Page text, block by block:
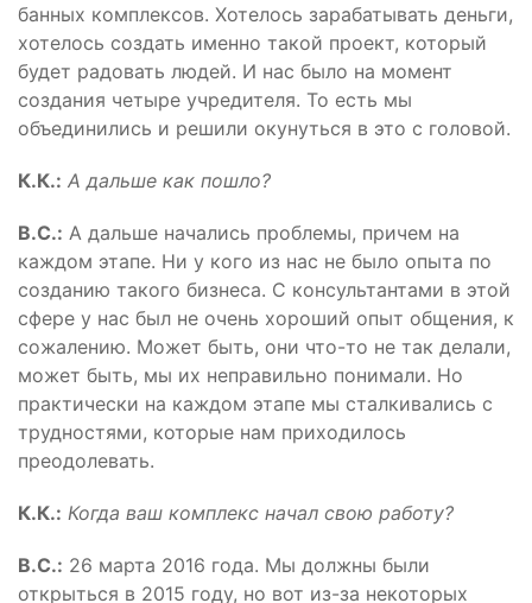
банных комплексов. Хотелось зарабатывать деньги,
хотелось создать именно такой проект, который
будет радовать людей. И нас было на момент
создания четыре учредителя. То есть мы
объединились и решили окунуться в это с головой.
К.К.: А дальше как пошло?
В.С.: А дальше начались проблемы, причем на
каждом этапе. Ни у кого из нас не было опыта по
созданию такого бизнеса. С консультантами в этой
сфере у нас был не очень хороший опыт общения, к
сожалению. Может быть, они что-то не так делали,
может быть, мы их неправильно понимали. Но
практически на каждом этапе мы сталкивались с
трудностями, которые нам приходилось
преодолевать.
К.К.: Когда ваш комплекс начал свою работу?
В.С.: 26 марта 2016 года. Мы должны были
открыться в 2015 году, но вот из-за некоторых